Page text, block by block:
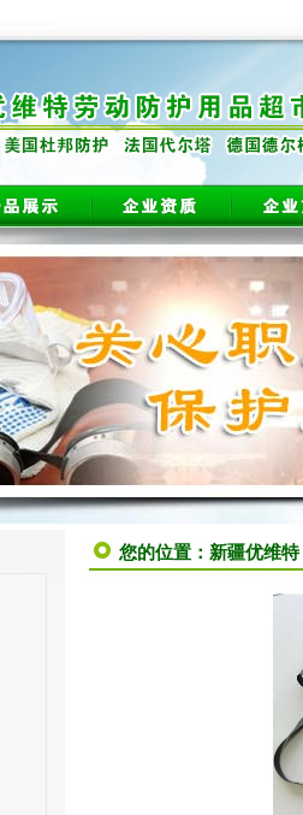
您的位置： 新疆优维特